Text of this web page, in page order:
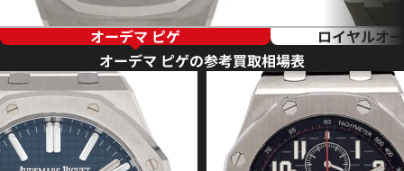
オーデマ ピゲ
ロイヤルオ
オーデマ ピゲの参考買取相場表